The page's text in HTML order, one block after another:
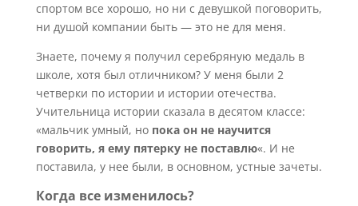
спортом все хорошо, но ни с девушкой поговорить,
ни душой компании быть — это не для меня.
Знаете, почему я получил серебряную медаль в
школе, хотя был отличником? У меня были 2
четверки по истории и истории отечества.
Учительница истории сказала в десятом классе:
«мальчик умный, но пока он не научится
говорить, я ему пятерку не поставлю«. И не
поставила, у нее были, в основном, устные зачеты.
Когда все изменилось?